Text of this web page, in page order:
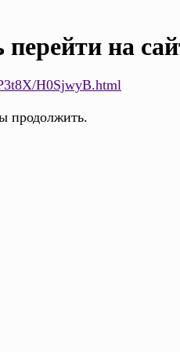
на
H0SjwyB.html
продолжить.